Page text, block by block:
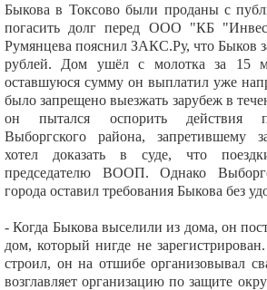
Быкова в Токсово были проданы с
погасить долг перед ООО "КБ
Румянцева пояснил ЗАКС.Ру, что Быков
рублей. Дом ушёл с молотка за 15
оставшуюся сумму он выплатил уже
было запрещено выезжать зарубеж в
он пытался оспорить действия
Выборгского района, запретившему
хотел доказать в суде, что
председателю ВООП. Однако
города оставил требования Быкова без
- Когда Быкова выселили из дома, он
дом, который нигде не
строил, он на отшибе организовывал
возглавляет организацию по защите